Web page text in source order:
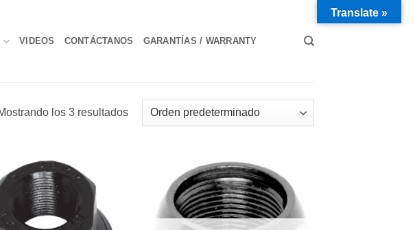
VIDEOS CONTÁCTANOS GARANTÍAS / WARRANTY
los 3 resultados
Translate »